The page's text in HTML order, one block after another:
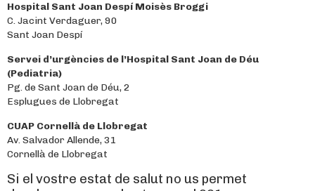
Hospital Sant Joan Despí Moisès Broggi
C. Jacint Verdaguer, 90
Sant Joan Despí
Servei d’urgències de l’Hospital Sant Joan de Déu
(Pediatria)
Pg. de Sant Joan de Déu, 2
Esplugues de Llobregat
CUAP Cornellà de Llobregat
Av. Salvador Allende, 31
Cornellà de Llobregat
Si el vostre estat de salut no us permet